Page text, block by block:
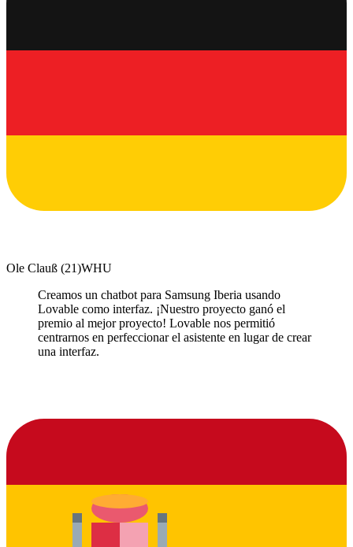
Ole Clauß (21)WHU
Creamos un chatbot para Samsung Iberia usando
Lovable como interfaz. ¡Nuestro proyecto ganó el
premio al mejor proyecto! Lovable nos permitió
centrarnos en perfeccionar el asistente en lugar de crear
una interfaz.